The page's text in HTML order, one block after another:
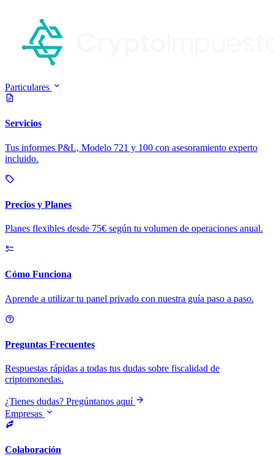
Particulares
Servicios
Tus informes P&L, Modelo 721 y 100 con asesoramiento experto
incluido.
Precios y Planes
Planes flexibles desde 75€ según tu volumen de operaciones anual.
Cómo Funciona
Aprende a utilizar tu panel privado con nuestra guía paso a paso.
Preguntas Frecuentes
Respuestas rápidas a todas tus dudas sobre fiscalidad de
criptomonedas.
¿Tienes dudas? Pregúntanos aquí
Empresas
Colaboración